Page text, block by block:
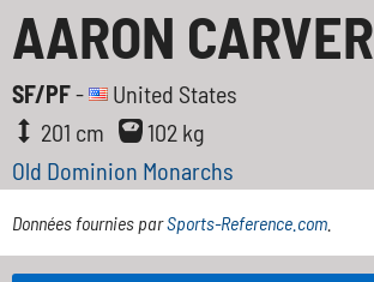
AARON CARVER
SF/PF-
United States
201 cm
102 kg
Old Dominion Monarchs
Données fournies parSports-Reference.com